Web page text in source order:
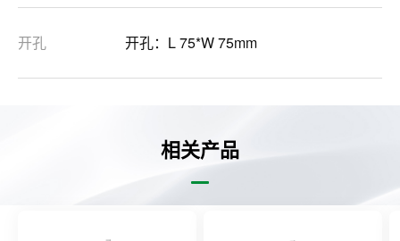
开孔 开孔：L 75*W 75mm
相关产品